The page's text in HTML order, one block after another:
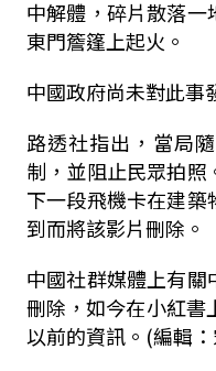
中解體，碎片散落
東門簷篷上起火。
中國政府尚未對此事
路透社指出，當局
制，並阻止民眾拍
下一段飛機卡在建
到而將該影片刪除。
中國社群媒體上有
刪除，如今在小紅書
以前的資訊。(編輯